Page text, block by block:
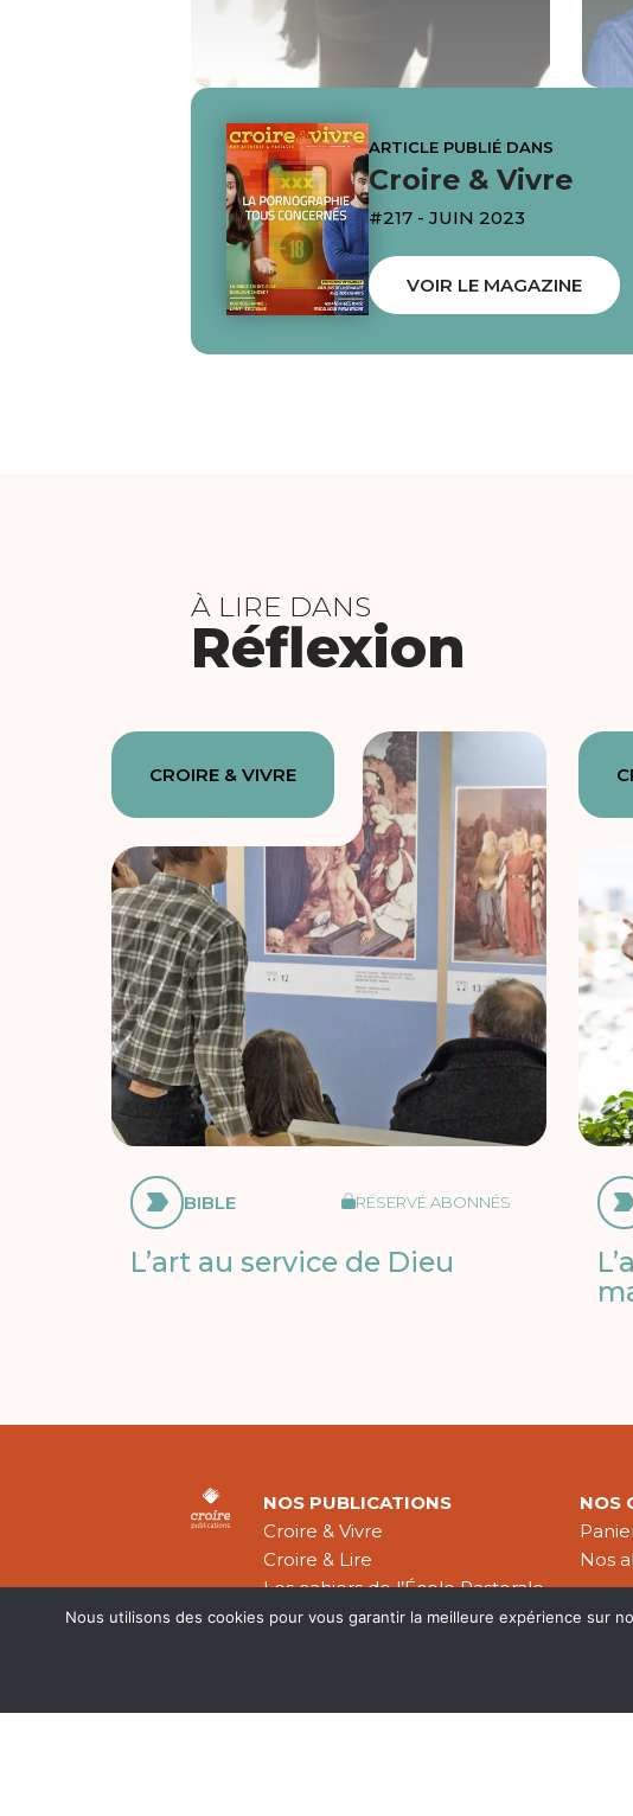
ARTICLE PUBLIÉ DANS
Croire & Vivre
#217 - JUIN 2023
VOIR LE MAGAZINE
À LIRE DANS
Réflexion
CROIRE & VIVRE
BIBLE RÉSERVÉ ABONNÉS
L’art au service de Dieu
NOS PUBLICATIONS
Croire & Vivre
Croire & Lire
Les cahiers de l’École Pastorale
Théologie Évangélique
NOS
Nos
Nous utilisons des cookies pour vous garantir la meilleure expérience sur